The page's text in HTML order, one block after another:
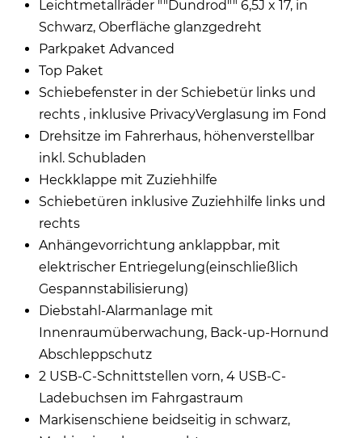
Leichtmetallräder ""Dundrod"" 6,5J x 17, in
Schwarz, Oberfläche glanzgedreht
Parkpaket Advanced
Top Paket
Schiebefenster in der Schiebetür links und
rechts , inklusive PrivacyVerglasung im Fond
Drehsitze im Fahrerhaus, höhenverstellbar
inkl. Schubladen
Heckklappe mit Zuziehhilfe
Schiebetüren inklusive Zuziehhilfe links und
rechts
Anhängevorrichtung anklappbar, mit
elektrischer Entriegelung(einschließlich
Gespannstabilisierung)
Diebstahl-Alarmanlage mit
Innenraumüberwachung, Back-up-Hornund
Abschleppschutz
2 USB-C-Schnittstellen vorn, 4 USB-C-
Ladebuchsen im Fahrgastraum
Markisenschiene beidseitig in schwarz,